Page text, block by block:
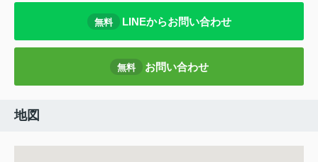
無料 LINEからお問い合わせ
無料 お問い合わせ
地図